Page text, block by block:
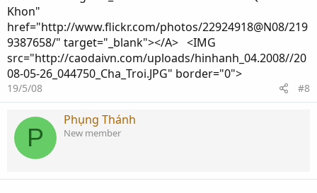
Khon"
href="http://www.flickr.com/photos/22924918@N08/219
9387658/" target="_blank"></A> <IMG
src="http://caodaivn.com/uploads/hinhanh_04.2008//20
08-05-26_044750_Cha_Troi.JPG" border="0">
19/5/08 #8
P
Phụng Thánh
New member